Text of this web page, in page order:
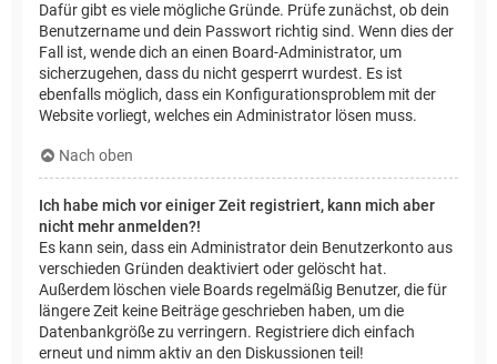
Dafür gibt es viele mögliche Gründe. Prüfe zunächst, ob dein
Benutzername und dein Passwort richtig sind. Wenn dies der
Fall ist, wende dich an einen Board-Administrator, um
sicherzugehen, dass du nicht gesperrt wurdest. Es ist
ebenfalls möglich, dass ein Konfigurationsproblem mit der
Website vorliegt, welches ein Administrator lösen muss.
Nach oben
Ich habe mich vor einiger Zeit registriert, kann mich aber
nicht mehr anmelden?!
Es kann sein, dass ein Administrator dein Benutzerkonto aus
verschieden Gründen deaktiviert oder gelöscht hat.
Außerdem löschen viele Boards regelmäßig Benutzer, die für
längere Zeit keine Beiträge geschrieben haben, um die
Datenbankgröße zu verringern. Registriere dich einfach
erneut und nimm aktiv an den Diskussionen teil!